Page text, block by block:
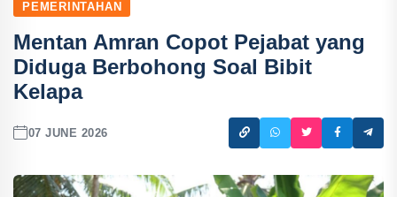
PEMERINTAHAN
Mentan Amran Copot Pejabat yang
Diduga Berbohong Soal Bibit
Kelapa
07 JUNE 2026